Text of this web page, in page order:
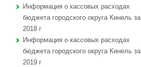
Информация о кассовых расходах
бюджета городского округа Кинель за
2018 г
Информация о кассовых расходах
бюджета городского округа Кинель за
2019 г